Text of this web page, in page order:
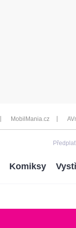
MobilMania.cz
Komiksy